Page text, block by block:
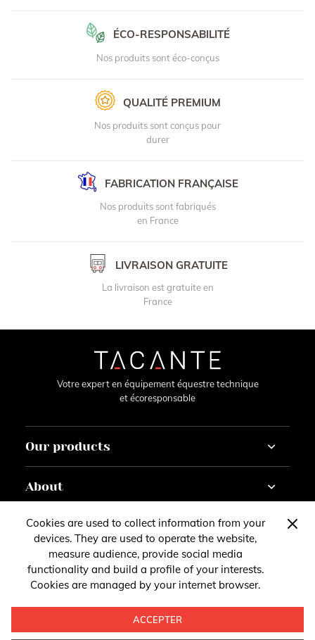
Cookies are used to collect information from your
devices. They are used to operate the website,
measure audience, provide social media
functionality and build a profile of your interests.
Cookies are managed by your internet browser.
ACCEPTER
ÉCO-RESPONSABILITÉ
Nos produits sont éco-conçus
QUALITÉ PREMIUM
Nos produits sont conçus pour
durer
FABRICATION FRANÇAISE
Nos produits sont fabriqués
en France
LIVRAISON GRATUITE
La livraison est gratuite en
France
Votre expert en équipement équestre technique
et écoresponsable
Our products
Rider
Customise
About
Gazette
Account
Legal Notice
Contact
Vous avez des questions, des remarques ou des
suggestions ?
Contactez-nous
Suivez-nous